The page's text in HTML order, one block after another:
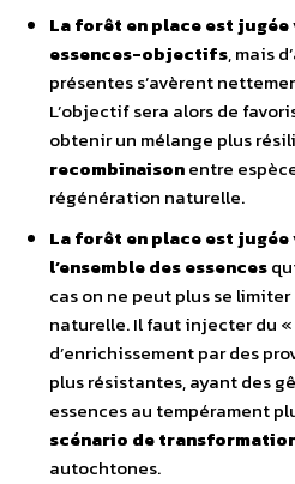
La forêt en place est
essences-objectifs, mais
présentes s’avèrent
L’objectif sera alors de
obtenir un mélange plus
recombinaisonentre
régénération naturelle.
La forêt en place est
l’ensemble des essences
cas on ne peut plus se
naturelle. Il faut injecter du
d’enrichissement par des
plus résistantes, ayant des
essences au tempérament
scénario de
autochtones.